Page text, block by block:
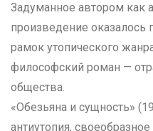
Задуманное автором как
произведение оказалось
рамок утопического
философский роман —
общества.
«Обезьяна и сущность»
антиутопия,